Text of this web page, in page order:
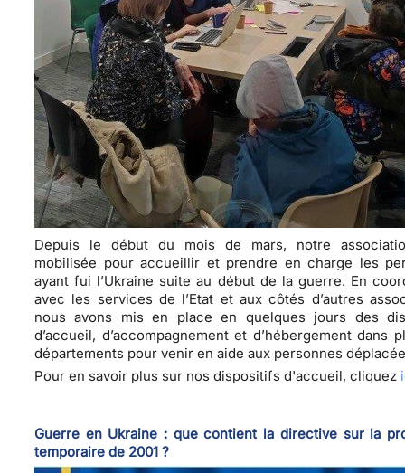
Depuis le début du mois de mars, notre
mobilisée pour accueillir et prendre en charge les
ayant fui l’Ukraine suite au début de la guerre. En
avec les services de l’Etat et aux côtés d’autres
nous avons mis en place en quelques jours des
d’accueil, d’accompagnement et d’hébergement dans
départements pour venir en aide aux personnes
Pour en savoir plus sur nos dispositifs d'accueil, cliquez
Guerre en Ukraine : que contient la directive sur la
temporaire de 2001 ?